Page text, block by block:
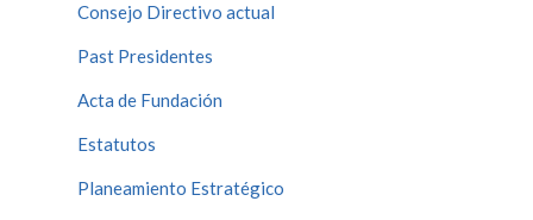
Consejo Directivo actual
Past Presidentes
Acta de Fundación
Estatutos
Planeamiento Estratégico